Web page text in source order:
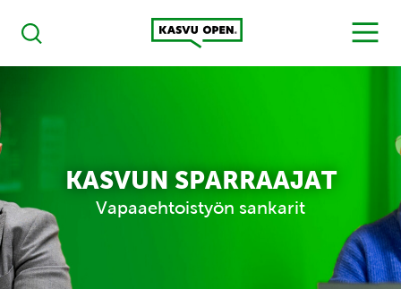
Haku
Kasvu Open
MENU
KASVUN SPARRAAJAT
Vapaaehtoistyön sankarit